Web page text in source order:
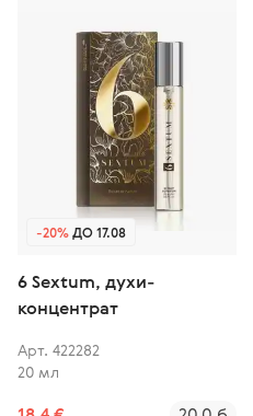
-20%ДО 17.08
6 Sextum, духи-
концентрат
Арт. 422282
20 мл